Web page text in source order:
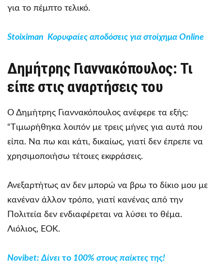
για το πέμπτο τελικό.
Stoiximan Κορυφαίες αποδόσεις για στοίχημα Online
Δημήτρης Γιαννακόπουλος: Τι
είπε στις αναρτήσεις του
Ο Δημήτρης Γιαννακόπουλος ανέφερε τα εξής:
“Tιμωρήθηκα λοιπόν με τρεις μήνες για αυτά που
είπα. Να πω και κάτι, δικαίως, γιατί δεν έπρεπε να
χρησιμοποιήσω τέτοιες εκφράσεις.
Ανεξαρτήτως αν δεν μπορώ να βρω το δίκιο μου με
κανέναν άλλον τρόπο, γιατί κανένας από την
Πολιτεία δεν ενδιαφέρεται να λύσει το θέμα.
Λιόλιος, ΕΟΚ.
Novibet: Δίνει το 100% στους παίκτες της!